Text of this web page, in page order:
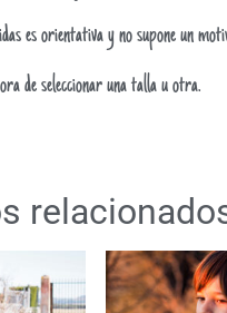
es orientativa y no supone un
de seleccionar una talla u otra.